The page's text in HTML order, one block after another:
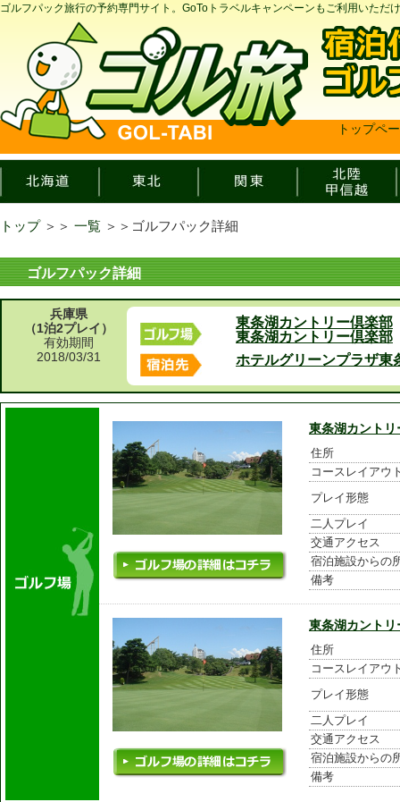
ゴルフパック旅行の予約専門サイト。GoToトラベルキャンペーンもご利用いただ
トップペ
トップ ＞＞ 一覧 ＞＞ ゴルフパック詳細
ゴルフパック詳細
兵庫県
（1泊2プレイ）
有効期間
2018/03/31
東条湖カントリー倶楽部
東条湖カントリー倶楽部
ホテルグリーンプラザ東
東条湖カントリ
住所
コースレイアウ
プレイ形態
二人プレイ
交通アクセス
宿泊施設からの
備考
東条湖カントリ
住所
コースレイアウ
プレイ形態
二人プレイ
交通アクセス
宿泊施設からの
備考